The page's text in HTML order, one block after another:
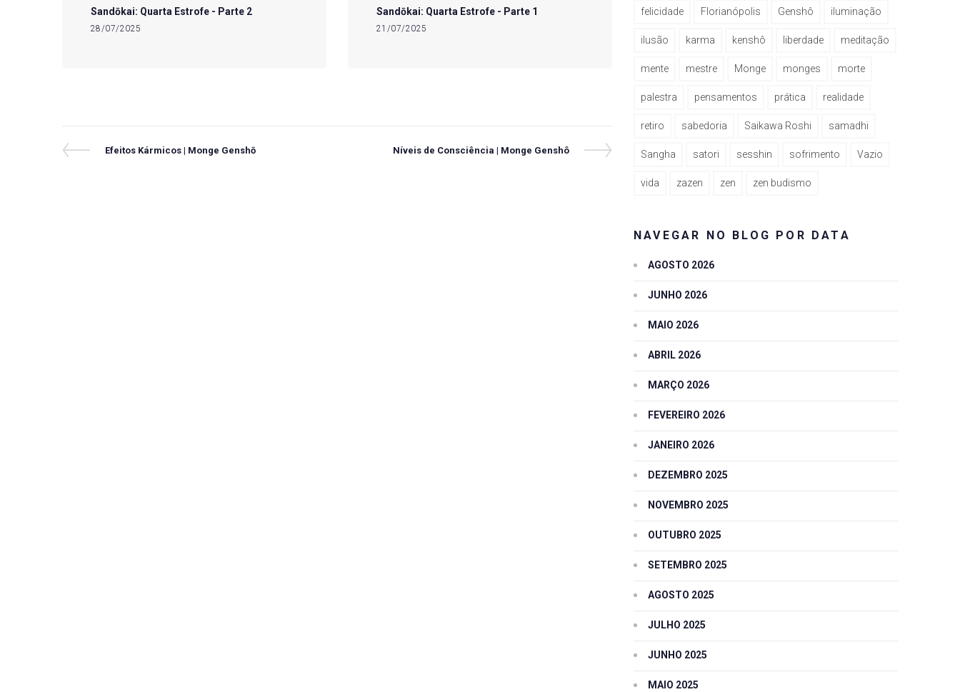
Sandōkai: Quarta Estrofe - Parte 2
28/07/2025
Sandōkai: Quarta Estrofe - Parte 1
21/07/2025
Navegação
Previous
Efeitos Kármicos | Monge Genshō
Next
Níveis de Consciência | Monge Genshô
felicidade Florianópolis Genshô iluminação
ilusão karma kenshô liberdade meditação
mente mestre Monge monges morte
palestra pensamentos prática realidade
retiro sabedoria Saikawa Roshi samadhi
Sangha satori sesshin sofrimento Vazio
vida zazen zen zen budismo
NAVEGAR NO BLOG POR DATA
AGOSTO 2026
JUNHO 2026
MAIO 2026
ABRIL 2026
MARÇO 2026
FEVEREIRO 2026
JANEIRO 2026
DEZEMBRO 2025
NOVEMBRO 2025
OUTUBRO 2025
SETEMBRO 2025
AGOSTO 2025
JULHO 2025
JUNHO 2025
MAIO 2025